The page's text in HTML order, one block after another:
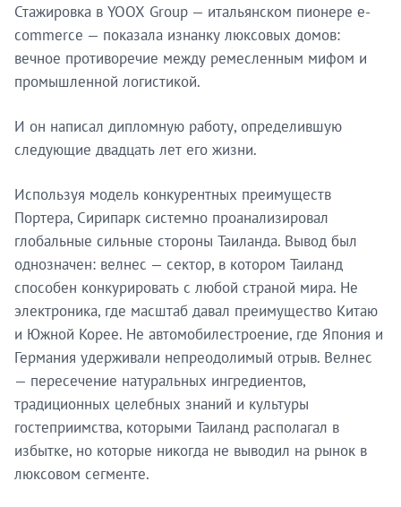
Стажировка в YOOX Group — итальянском пионере e-
commerce — показала изнанку люксовых домов:
вечное противоречие между ремесленным мифом и
промышленной логистикой.
И он написал дипломную работу, определившую
следующие двадцать лет его жизни.
Используя модель конкурентных преимуществ
Портера, Сирипарк системно проанализировал
глобальные сильные стороны Таиланда. Вывод был
однозначен: велнес — сектор, в котором Таиланд
способен конкурировать с любой страной мира. Не
электроника, где масштаб давал преимущество Китаю
и Южной Корее. Не автомобилестроение, где Япония и
Германия удерживали непреодолимый отрыв. Велнес
— пересечение натуральных ингредиентов,
традиционных целебных знаний и культуры
гостеприимства, которыми Таиланд располагал в
избытке, но которые никогда не выводил на рынок в
люксовом сегменте.